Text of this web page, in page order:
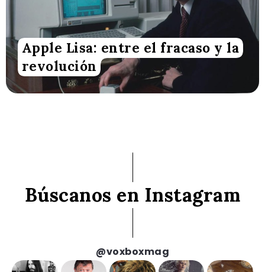
Apple Lisa: entre el fracaso y la
revolución
Búscanos en Instagram
@voxboxmag